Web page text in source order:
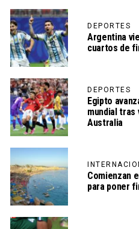
DEPORTES
Argentina
cuartos de
DEPORTES
Egipto
mundial tras
Australia
Comienzan
para poner